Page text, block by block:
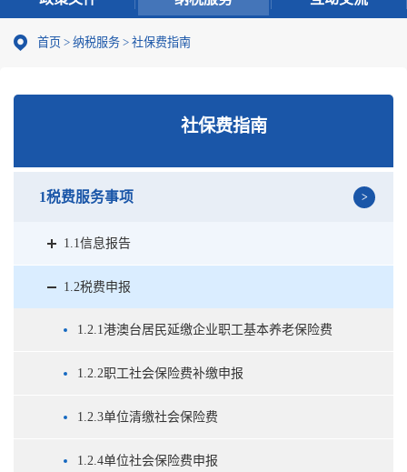
首页 > 纳税服务 > 社保费指南
社保费指南
1税费服务事项
1.1信息报告
1.2税费申报
1.2.1港澳台居民延缴企业职工基本养老保险费
1.2.2职工社会保险费补缴申报
1.2.3单位清缴社会保险费
1.2.4单位社会保险费申报